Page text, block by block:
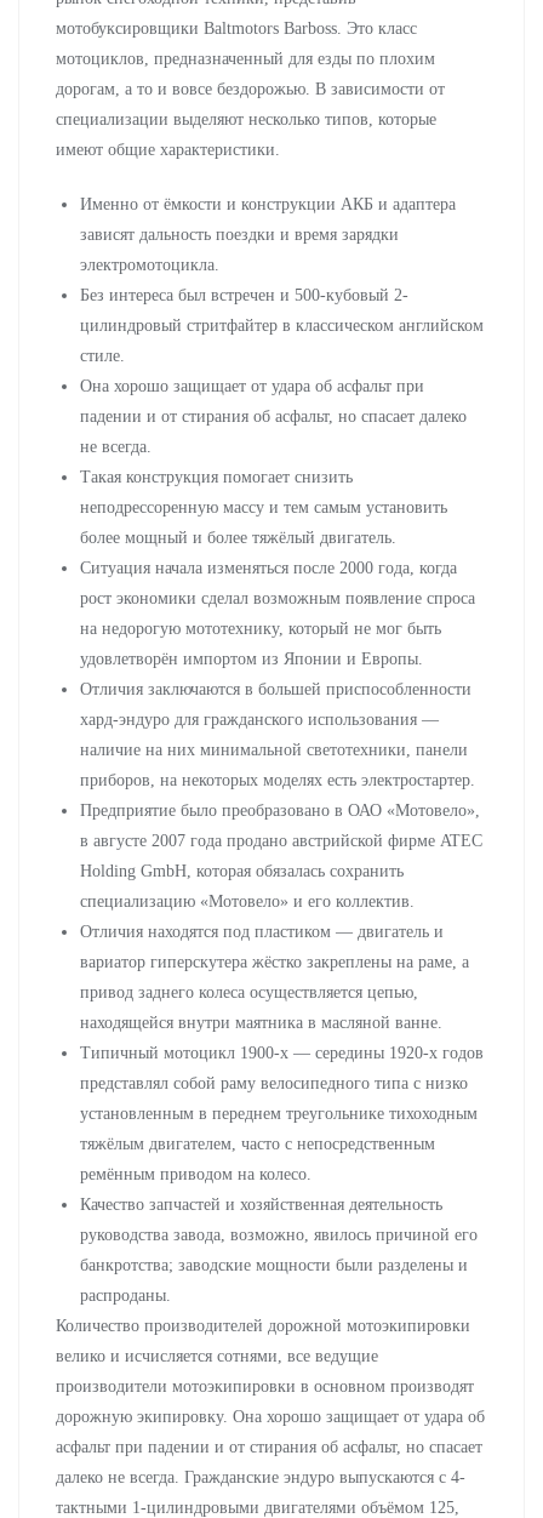
мотобуксировщики Baltmotors Barboss. Это класс
мотоциклов, предназначенный для езды по плохим
дорогам, а то и вовсе бездорожью. В зависимости от
специализации выделяют несколько типов, которые
имеют общие характеристики.
Именно от ёмкости и конструкции АКБ и адаптера
зависят дальность поездки и время зарядки
электромотоцикла.
Без интереса был встречен и 500-кубовый 2-
цилиндровый стритфайтер в классическом английском
стиле.
Она хорошо защищает от удара об асфальт при
падении и от стирания об асфальт, но спасает далеко
не всегда.
Такая конструкция помогает снизить
неподрессоренную массу и тем самым установить
более мощный и более тяжёлый двигатель.
Ситуация начала изменяться после 2000 года, когда
рост экономики сделал возможным появление спроса
на недорогую мототехнику, который не мог быть
удовлетворён импортом из Японии и Европы.
Отличия заключаются в большей приспособленности
хард-эндуро для гражданского использования —
наличие на них минимальной светотехники, панели
приборов, на некоторых моделях есть электростартер.
Предприятие было преобразовано в ОАО «Мотовело»,
в августе 2007 года продано австрийской фирме ATEC
Holding GmbH, которая обязалась сохранить
специализацию «Мотовело» и его коллектив.
Отличия находятся под пластиком — двигатель и
вариатор гиперскутера жёстко закреплены на раме, а
привод заднего колеса осуществляется цепью,
находящейся внутри маятника в масляной ванне.
Типичный мотоцикл 1900-х — середины 1920-х годов
представлял собой раму велосипедного типа с низко
установленным в переднем треугольнике тихоходным
тяжёлым двигателем, часто с непосредственным
ремённым приводом на колесо.
Качество запчастей и хозяйственная деятельность
руководства завода, возможно, явилось причиной его
банкротства; заводские мощности были разделены и
распроданы.
Количество производителей дорожной мотоэкипировки
велико и исчисляется сотнями, все ведущие
производители мотоэкипировки в основном производят
дорожную экипировку. Она хорошо защищает от удара об
асфальт при падении и от стирания об асфальт, но спасает
далеко не всегда. Гражданские эндуро выпускаются с 4-
тактными 1-цилиндровыми двигателями объёмом 125,